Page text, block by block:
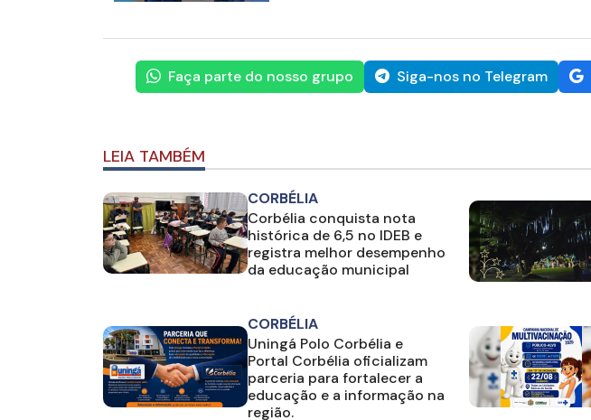
Faça parte do nosso grupo Siga-nos no Telegram
LEIA TAMBÉM
CORBÉLIA
Corbélia conquista nota
histórica de 6,5 no IDEB e
registra melhor desempenho
da educação municipal
CORBÉLIA
Uningá Polo Corbélia e
Portal Corbélia oficializam
parceria para fortalecer a
educação e a informação na
região.